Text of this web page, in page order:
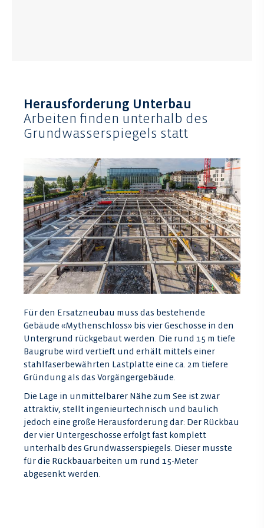
Herausforderung Unterbau
Arbeiten finden unterhalb des
Grundwasserspiegels statt
Für den Ersatzneubau muss das bestehende
Gebäude «Mythenschloss» bis vier Geschosse in den
Untergrund rückgebaut werden. Die rund 15 m tiefe
Baugrube wird vertieft und erhält mittels einer
stahlfaserbewährten Lastplatte eine ca. 2m tiefere
Gründung als das Vorgängergebäude.
Die Lage in unmittelbarer Nähe zum See ist zwar
attraktiv, stellt ingenieurtechnisch und baulich
jedoch eine große Herausforderung dar: Der Rückbau
der vier Untergeschosse erfolgt fast komplett
unterhalb des Grundwasserspiegels. Dieser musste
für die Rückbauarbeiten um rund 15-Meter
abgesenkt werden.